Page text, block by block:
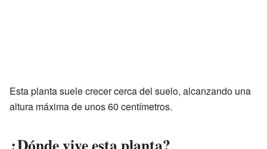
Esta planta suele crecer cerca del suelo, alcanzando una
altura máxima de unos 60 centímetros.